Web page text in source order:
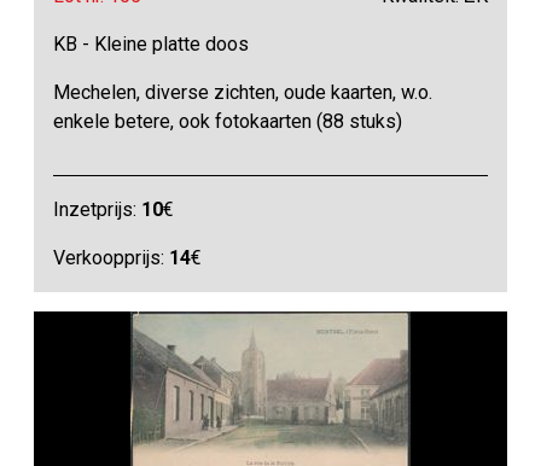
KB - Kleine platte doos
Mechelen, diverse zichten, oude kaarten, w.o.
enkele betere, ook fotokaarten (88 stuks)
Inzetprijs: 10€
Verkoopprijs: 14€